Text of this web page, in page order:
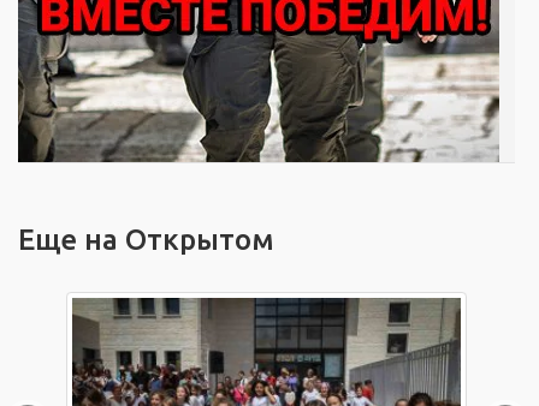
Еще на Открытом